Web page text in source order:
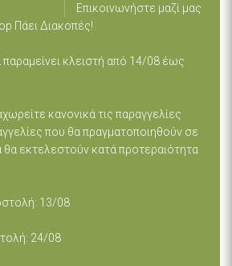
Επικοινωνήστε μαζί μας
Πάει Διακοπές!
παραμείνει κλειστή από 14/08 έως
κανονικά τις παραγγελίες
που θα πραγματοποιηθούν σε
θα εκτελεστούν κατά προτεραιότητα
13/08
24/08